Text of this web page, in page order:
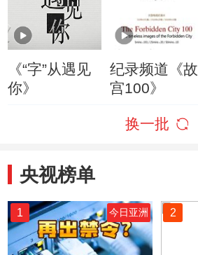
《“字”从遇见
你》
纪录频道《故
宫100》
换一批
央视榜单
1 今日亚洲 2